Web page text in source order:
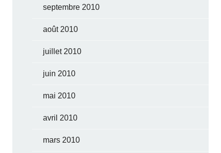
septembre 2010
août 2010
juillet 2010
juin 2010
mai 2010
avril 2010
mars 2010